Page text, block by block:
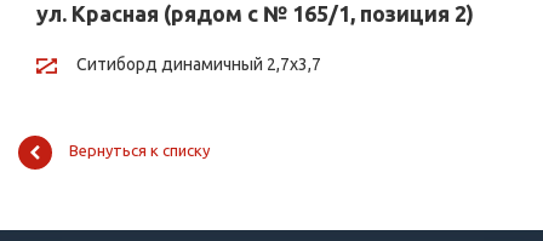
ул. Красная (рядом с № 165/1, позиция 2)
Ситиборд динамичный 2,7х3,7
Вернуться к списку